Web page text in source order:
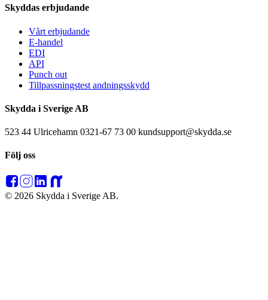
Skyddas erbjudande
Vårt erbjudande
E-handel
EDI
API
Punch out
Tillpassningstest andningsskydd
Skydda i Sverige AB
523 44 Ulricehamn 0321-67 73 00 kundsupport@skydda.se
Följ oss
© 2026 Skydda i Sverige AB.